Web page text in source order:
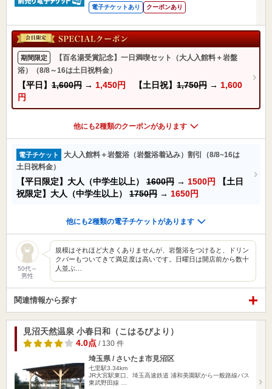
電子チケットあり クーポンあり
期間限定
【百名湯受賞記念】一日満喫セット（大人入館料＋岩盤
浴）（8/8～16は土日祝料金）
【平日】 1,600円 → 1,450円 【土日祝】 1,750円 → 1,600
円
他にも2種類のクーポンがあります
電子チケット
大人入館料＋岩盤浴（岩盤浴着込み）割引（8/8~16は
土日祝料金）
【平日限定】大人（中学生以上） 1600円 → 1500円
【土日
祝限定】大人（中学生以上） 1750円 → 1650円
他にも2種類の電子チケットがあります
50代～
男性
規模はそれほど大きくありませんが、岩盤浴をつけると、ドリン
クバーもついてきて満足度は高いです。日曜日は開店前から数十
人並ぶ…
関連情報から探す
見沼天然温泉 小春日和（こはるびより）
4.0点 / 130 件
埼玉県 / さいたま市見沼区
七里駅3.34km
JR大宮駅東口、埼玉高速鉄道 浦和美園駅から一般路線バス
東武野田線 …